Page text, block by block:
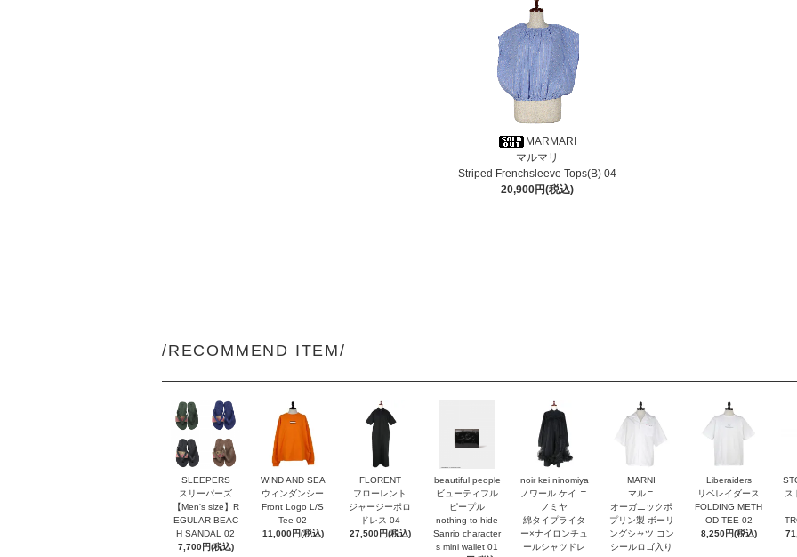
MARMARI
マルマリ
Striped Frenchsleeve Tops(B) 04
20,900円(税込)
/RECOMMEND ITEM/
SLEEPERS
スリーパーズ
【Men's size】R
EGULAR BEAC
H SANDAL 02
7,700円(税込)
WIND AND SEA
ウィンダンシー
Front Logo L/S
Tee 02
11,000円(税込)
FLORENT
フローレント
ジャージーポロ
ドレス 04
27,500円(税込)
beautiful people
ビューティフル
ピープル
nothing to hide
Sanrio character
s mini wallet⁠ 01
noir kei ninomiya
ノワール ケイ ニ
ノミヤ
綿タイプライタ
ー×ナイロンチュ
ールシャツドレ
MARNI
マルニ
オーガニックポ
プリン製 ボーリ
ングシャツ コン
シールロゴ入り
Liberaiders
リベレイダース
FOLDING METH
OD TEE 02
8,250円(税込)
ス